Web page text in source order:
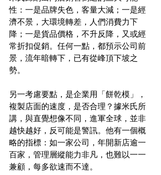
性：一是品牌失色，客量大減；一是經
濟不景，大環境轉差，人們消費力下
降；一是貨品價格，不升反降，又或經
常折扣促銷。任何一點，都預示公司前
景，流年暗轉下，已有從峰頂下坡之
勢。
另一考慮要點，是企業用「餅乾模」，
複製店面的速度，是否合理？據米氏所
講，與直覺想像不同，進軍全球，並非
越快越好，反可能是警訊。他有一個概
略的指標：如一家公司，年開新店逾一
百家，管理層縱能力非凡，也難以一一
兼顧，每多欲速而不達。